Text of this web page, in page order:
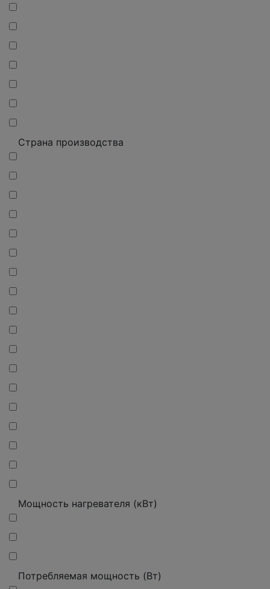
Страна производства
Мощность нагревателя (кВт)
Потребляемая мощность (Вт)